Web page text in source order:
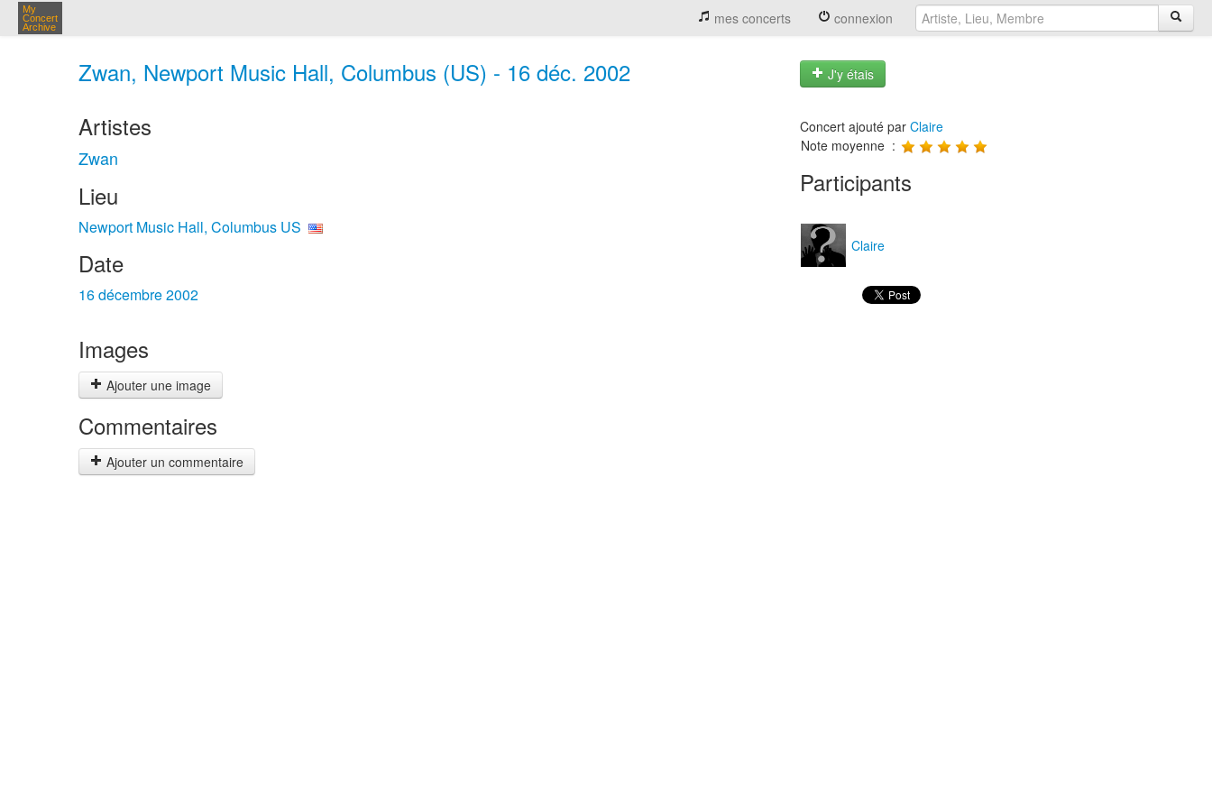
My
Concert
Archive
mes concerts connexion
Zwan, Newport Music Hall, Columbus (US) - 16 déc. 2002 J'y étais
Artistes
Zwan
Lieu
Newport Music Hall, Columbus US
Date
16 décembre 2002
Images
Ajouter une image
Commentaires
Ajouter un commentaire
Concert ajouté par Claire
Note moyenne :
Participants
Claire